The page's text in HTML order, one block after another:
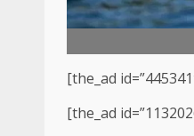
[the_ad
[the_ad